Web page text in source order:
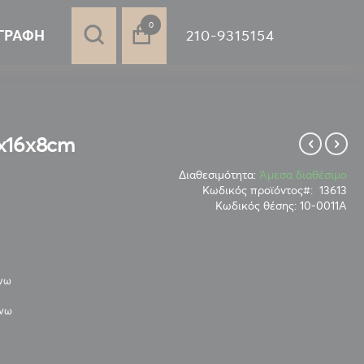
0στοιχεία
210-9315154
Διαθεσιμότητα: Άμεσα διαθέσιμο
Κωδικός προϊόντος
13613
Κωδικός θέσης: 10-0011Α